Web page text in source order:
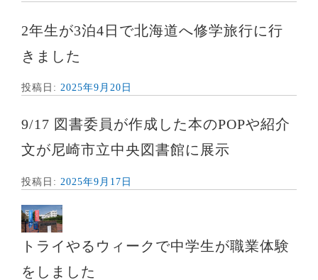
2年生が3泊4日で北海道へ修学旅行に行
きました
投稿日: 2025年9月20日
9/17 図書委員が作成した本のPOPや紹介
文が尼崎市立中央図書館に展示
投稿日: 2025年9月17日
トライやるウィークで中学生が職業体験
をしました